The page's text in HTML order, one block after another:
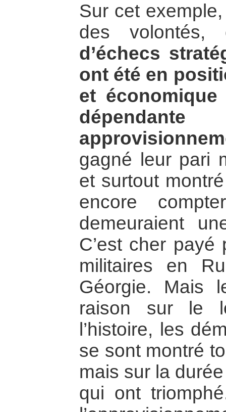
Sur cet
des volontés,
d’échecs
ont été en
et
gagné leur pari
et surtout
encore
demeuraient
C’est cher
militaires en
Géorgie. Mais
raison sur le
l’histoire, les
se sont montré
mais sur la
qui ont